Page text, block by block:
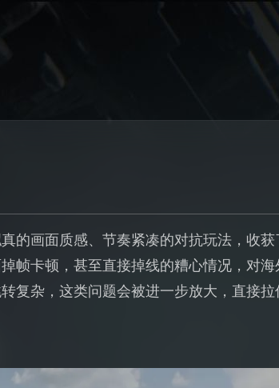
的画面质感、节奏紧凑的对抗玩法，收
帧卡顿，甚至直接掉线的糟心情况，对海
复杂，这类问题会被进一步放大，直接